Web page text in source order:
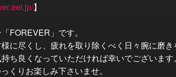
】
FOREVER」です。
に尽くし、疲れを取り除くべく日々腕に磨き
ち良くなっていただければ幸いでございます。
くりお楽しみ下さいませ。